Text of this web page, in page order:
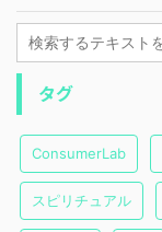
タグ
ConsumerLab
スピリチュアル